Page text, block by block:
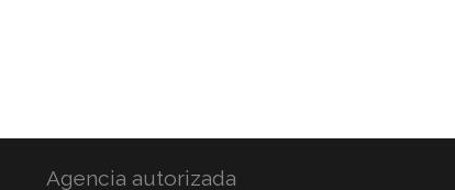
Agencia autorizada